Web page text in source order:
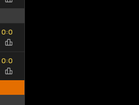
0
0:
0
0
0:0